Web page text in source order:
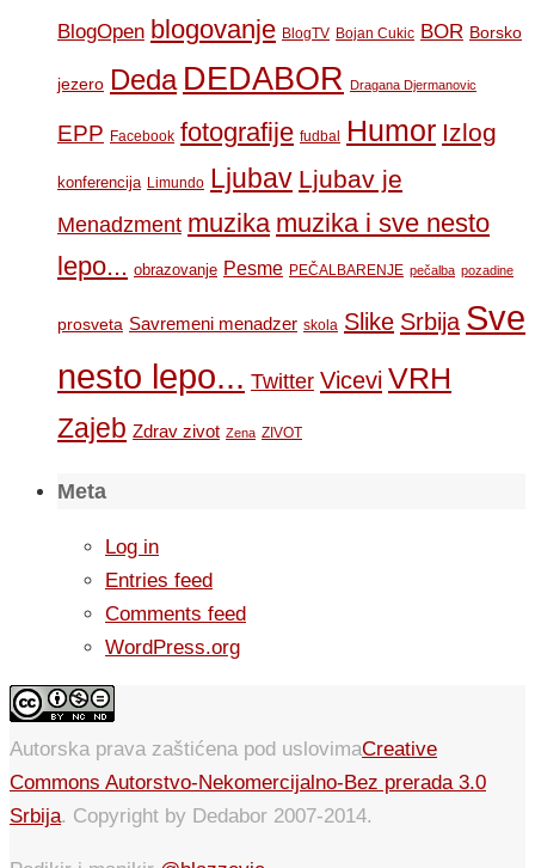
BlogOpen blogovanje BlogTV Bojan Cukic BOR Borsko
jezero Deda DEDABOR Dragana Djermanovic
EPP Facebook fotografije fudbal Humor Izlog
konferencija Limundo Ljubav Ljubav je
Menadzment muzika muzika i sve nesto
lepo... obrazovanje Pesme PEČALBARENJE pečalba pozadine
prosveta Savremeni menadzer skola Slike Srbija Sve
nesto lepo... Twitter Vicevi VRH
Zajeb Zdrav zivot Zena ZIVOT
Meta
Log in
Entries feed
Comments feed
WordPress.org
Autorska prava zaštićena pod uslovimaCreative
Commons Autorstvo-Nekomercijalno-Bez prerada 3.0
Srbija. Copyright by Dedabor 2007-2014.